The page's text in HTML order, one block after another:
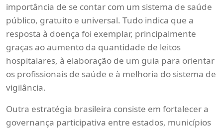
importância de se contar com um sistema de saúde
público, gratuito e universal. Tudo indica que a
resposta à doença foi exemplar, principalmente
graças ao aumento da quantidade de leitos
hospitalares, à elaboração de um guia para orientar
os profissionais de saúde e à melhoria do sistema de
vigilância.
Outra estratégia brasileira consiste em fortalecer a
governança participativa entre estados, municípios